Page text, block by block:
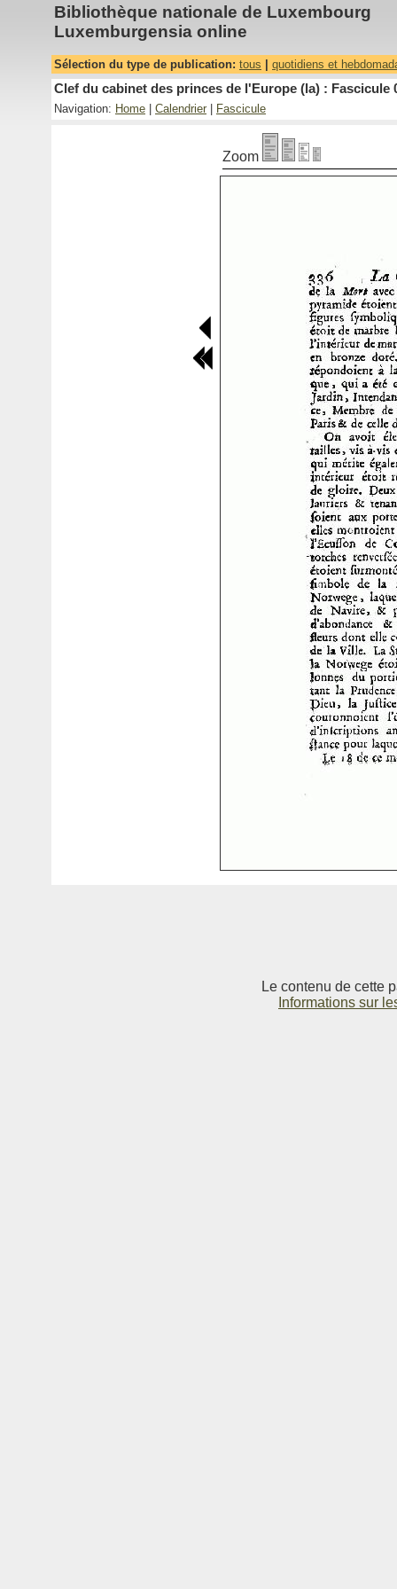
Bibliothèque nationale de Luxembourg
Luxemburgensia online
Sélection du type de publication: tous quotidiens et
Clef du cabinet des princes de l'Europe (la) : Fascicule
Navigation: Home Calendrier Fascicule
Zoom
Le contenu de cette
Informations sur